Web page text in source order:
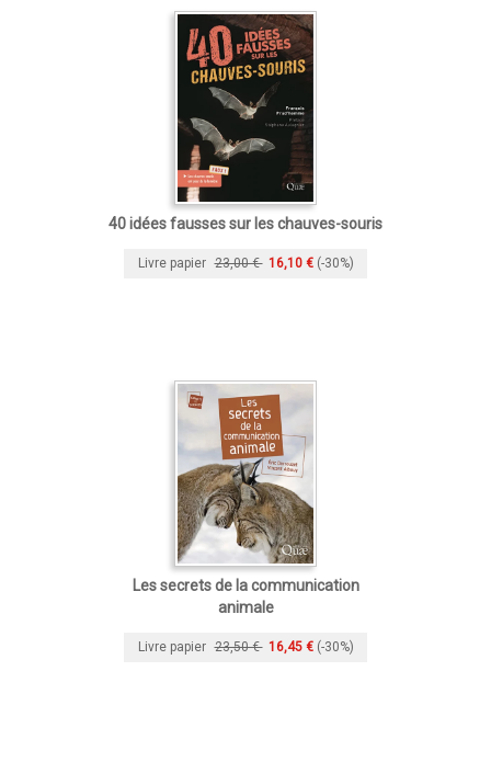
40 idées fausses sur les chauves-souris
Livre papier 23,00 € 16,10 € (-30%)
Les secrets de la communication
animale
Livre papier 23,50 € 16,45 € (-30%)